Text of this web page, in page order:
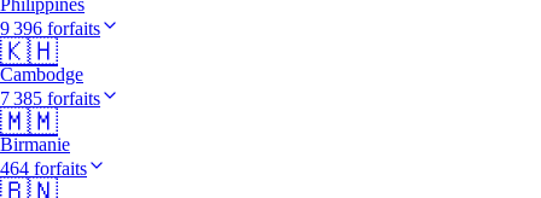
9 396 forfaits
🇰🇭
Cambodge
7 385 forfaits
🇲🇲
Birmanie
464 forfaits
🇧🇳